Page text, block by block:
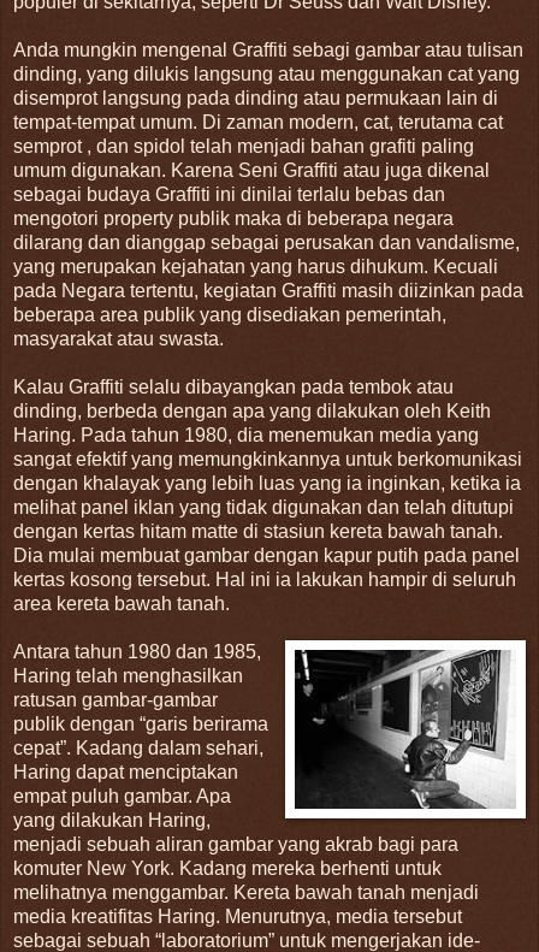
Anda mungkin mengenal Graffiti sebagi gambar atau tulisan
dinding, yang dilukis langsung atau menggunakan cat yang
disemprot langsung pada dinding atau permukaan lain di
tempat-tempat umum. Di zaman modern, cat, terutama cat
semprot , dan spidol telah menjadi bahan grafiti paling
umum digunakan. Karena Seni Graffiti atau juga dikenal
sebagai budaya Graffiti ini dinilai terlalu bebas dan
mengotori property publik maka di beberapa negara
dilarang dan dianggap sebagai perusakan dan vandalisme,
yang merupakan kejahatan yang harus dihukum. Kecuali
pada Negara tertentu, kegiatan Graffiti masih diizinkan pada
beberapa area publik yang disediakan pemerintah,
masyarakat atau swasta.
Kalau Graffiti selalu dibayangkan pada tembok atau
dinding, berbeda dengan apa yang dilakukan oleh Keith
Haring. Pada tahun 1980, dia menemukan media yang
sangat efektif yang memungkinkannya untuk berkomunikasi
dengan khalayak yang lebih luas yang ia inginkan, ketika ia
melihat panel iklan yang tidak digunakan dan telah ditutupi
dengan kertas hitam matte di stasiun kereta bawah tanah.
Dia mulai membuat gambar dengan kapur putih pada panel
kertas kosong tersebut. Hal ini ia lakukan hampir di seluruh
area kereta bawah tanah.
Antara tahun 1980 dan 1985,
Haring telah menghasilkan
ratusan gambar-gambar
publik dengan “garis berirama
cepat”. Kadang dalam sehari,
Haring dapat menciptakan
empat puluh gambar. Apa
yang dilakukan Haring,
menjadi sebuah aliran gambar yang akrab bagi para
komuter New York. Kadang mereka berhenti untuk
melihatnya menggambar. Kereta bawah tanah menjadi
media kreatifitas Haring. Menurutnya, media tersebut
sebagai sebuah “laboratorium” untuk mengerjakan ide-